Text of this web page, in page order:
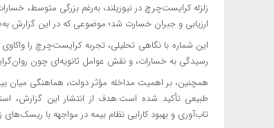
زلزله کرایست‌چرچ در نیوزیلند، به‌رغم بزرگی متوسط،
ارزیابی و جبران خسارت شد؛ موضوعی که در این گزارش
این شماره با نگاهی تحلیلی، تجربه کرایست‌چرچ را
رسیدگی به خسارات، و نقش عوامل ثانویه‌ای چون
همچنین، بر اهمیت مداخله مؤثر دولت، هماهنگی میان
طبیعی تأکید شده است.هدف از انتشار این گزارش،
تاب‌آوری و بهبود کارایی نظام بیمه در مواجهه با